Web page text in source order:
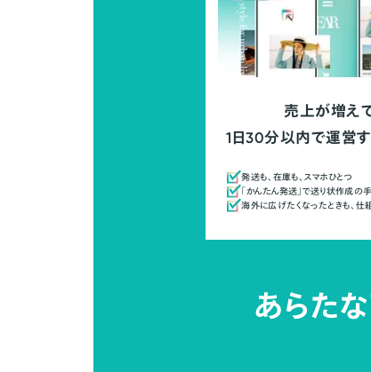
売上が増え
1日30分以内で運営
発送も、在庫も、スマホひとつ
「かんたん発送」で送り状作成の
海外に広げたくなったときも、仕
あらた